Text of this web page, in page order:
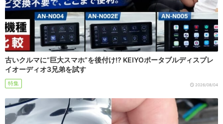
古いクルマに“巨大スマホ”を後付け!? KEIYOポータブルディスプレ
イオーディオ3兄弟を試す
特集 2026/08/04